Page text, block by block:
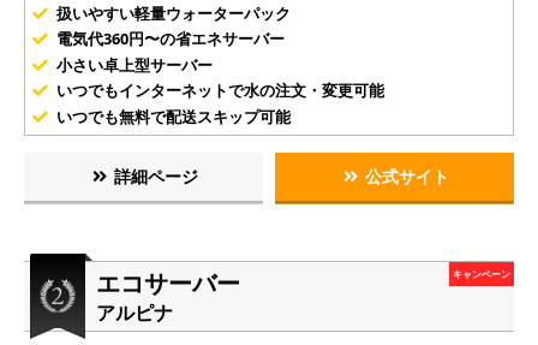
扱いやすい軽量ウォーターパック
電気代360円〜の省エネサーバー
小さい卓上型サーバー
いつでもインターネットで水の注文・変更可能
いつでも無料で配送スキップ可能
詳細ページ 公式サイト
エコサーバー
アルピナ
キャンペーン